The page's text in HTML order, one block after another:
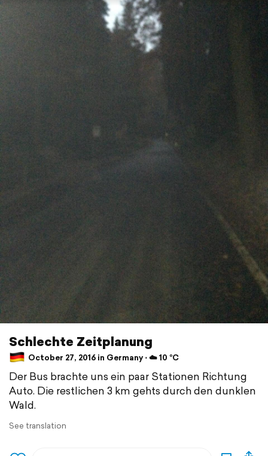
Schlechte Zeitplanung
October 27, 2016 in Germany ⋅ ☁️ 10 °C
Der Bus brachte uns ein paar Stationen Richtung
Auto. Die restlichen 3 km gehts durch den dunklen
Wald.
See translation